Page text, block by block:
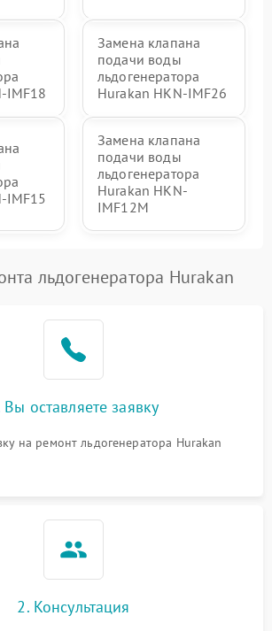
IMF18
Замена клапана
подачи воды
льдогенератора
Hurakan HKN-IMF26
IMF15
Замена клапана
подачи воды
льдогенератора
Hurakan HKN-
IMF12M
льдогенератора Hurakan
Вы оставляете заявку
на ремонт льдогенератора Hurakan
2. Консультация